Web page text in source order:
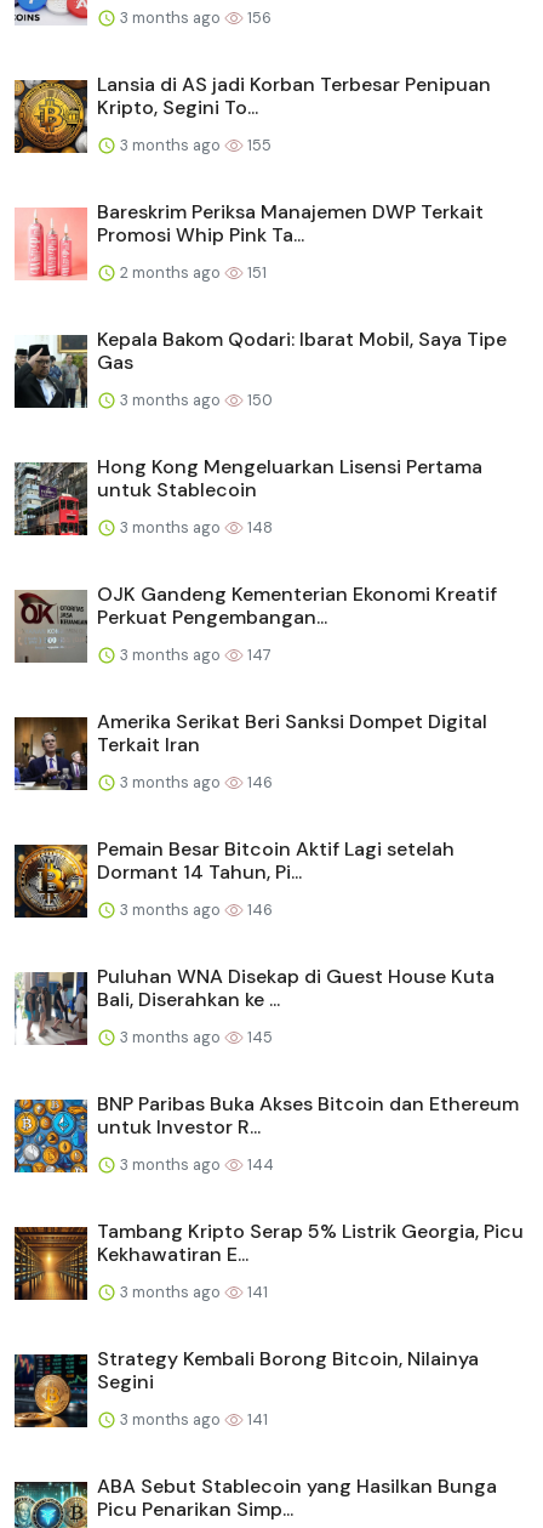
3 months ago 156
Lansia di AS jadi Korban Terbesar Penipuan
Kripto, Segini To...
3 months ago 155
Bareskrim Periksa Manajemen DWP Terkait
Promosi Whip Pink Ta...
2 months ago 151
Kepala Bakom Qodari: Ibarat Mobil, Saya Tipe
Gas
3 months ago 150
Hong Kong Mengeluarkan Lisensi Pertama
untuk Stablecoin
3 months ago 148
OJK Gandeng Kementerian Ekonomi Kreatif
Perkuat Pengembangan...
3 months ago 147
Amerika Serikat Beri Sanksi Dompet Digital
Terkait Iran
3 months ago 146
Pemain Besar Bitcoin Aktif Lagi setelah
Dormant 14 Tahun, Pi...
3 months ago 146
Puluhan WNA Disekap di Guest House Kuta
Bali, Diserahkan ke ...
3 months ago 145
BNP Paribas Buka Akses Bitcoin dan Ethereum
untuk Investor R...
3 months ago 144
Tambang Kripto Serap 5% Listrik Georgia, Picu
Kekhawatiran E...
3 months ago 141
Strategy Kembali Borong Bitcoin, Nilainya
Segini
3 months ago 141
ABA Sebut Stablecoin yang Hasilkan Bunga
Picu Penarikan Simp...